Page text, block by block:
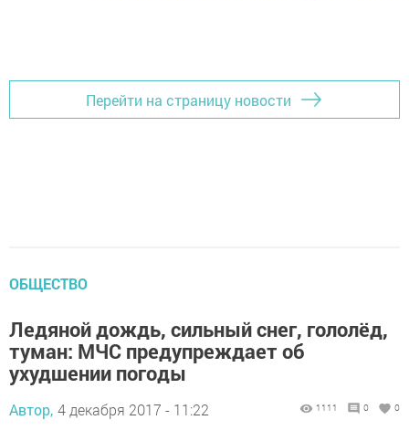
Перейти на страницу новости
ОБЩЕСТВО
Ледяной дождь, сильный снег, гололёд,
туман: МЧС предупреждает об
ухудшении погоды
Автор, 4 декабря 2017 - 11:22 1111 0 0